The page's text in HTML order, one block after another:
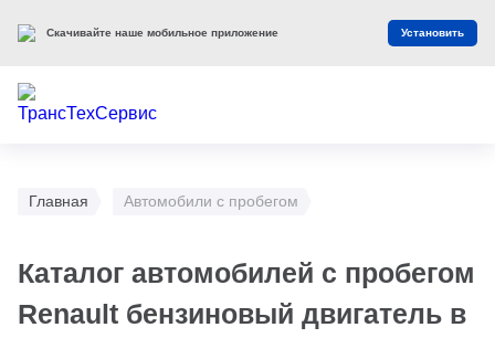
Главная Автомобили с пробегом
Каталог автомобилей с пробегом
Renault бензиновый двигатель в
Скачивайте наше мобильное приложение Установить